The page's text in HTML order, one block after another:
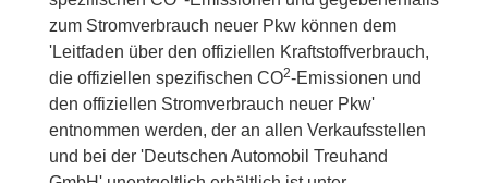
zum Stromverbrauch neuer Pkw können dem
'Leitfaden über den offiziellen Kraftstoffverbrauch,
die offiziellen spezifischen CO2-Emissionen und
den offiziellen Stromverbrauch neuer Pkw'
entnommen werden, der an allen Verkaufsstellen
und bei der 'Deutschen Automobil Treuhand